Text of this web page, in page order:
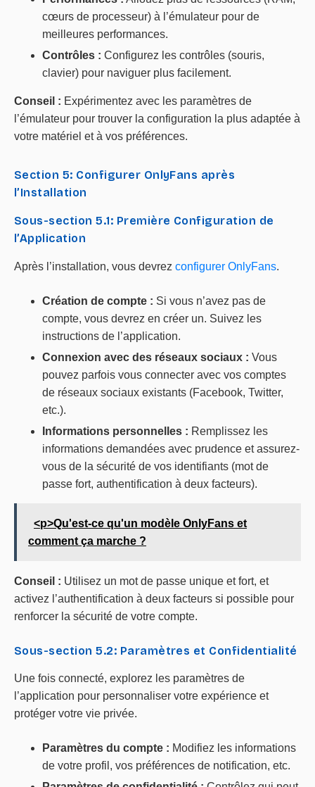
cœurs de processeur) à l’émulateur pour de
meilleures performances.
Contrôles : Configurez les contrôles (souris,
clavier) pour naviguer plus facilement.
Conseil : Expérimentez avec les paramètres de
l’émulateur pour trouver la configuration la plus adaptée à
votre matériel et à vos préférences.
Section 5: Configurer OnlyFans après
l’Installation
Sous-section 5.1: Première Configuration de
l’Application
Après l’installation, vous devrez configurer OnlyFans.
Création de compte : Si vous n’avez pas de
compte, vous devrez en créer un. Suivez les
instructions de l’application.
Connexion avec des réseaux sociaux : Vous
pouvez parfois vous connecter avec vos comptes
de réseaux sociaux existants (Facebook, Twitter,
etc.).
Informations personnelles : Remplissez les
informations demandées avec prudence et assurez-
vous de la sécurité de vos identifiants (mot de
passe fort, authentification à deux facteurs).
<p>Qu'est-ce qu'un modèle OnlyFans et
comment ça marche ?
Conseil : Utilisez un mot de passe unique et fort, et
activez l’authentification à deux facteurs si possible pour
renforcer la sécurité de votre compte.
Sous-section 5.2: Paramètres et Confidentialité
Une fois connecté, explorez les paramètres de
l’application pour personnaliser votre expérience et
protéger votre vie privée.
Paramètres du compte : Modifiez les informations
de votre profil, vos préférences de notification, etc.